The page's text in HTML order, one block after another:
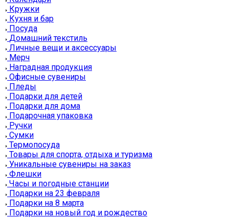
Кружки
Кухня и бар
Посуда
Домашний текстиль
Личные вещи и аксессуары
Мерч
Наградная продукция
Офисные сувениры
Пледы
Подарки для детей
Подарки для дома
Подарочная упаковка
Ручки
Сумки
Термопосуда
Товары для спорта, отдыха и туризма
Уникальные сувениры на заказ
Флешки
Часы и погодные станции
Подарки на 23 февраля
Подарки на 8 марта
Подарки на новый год и рождество